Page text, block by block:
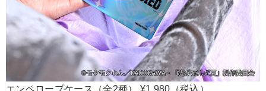
エンベロープケース（全2種） ¥1,980（税込）